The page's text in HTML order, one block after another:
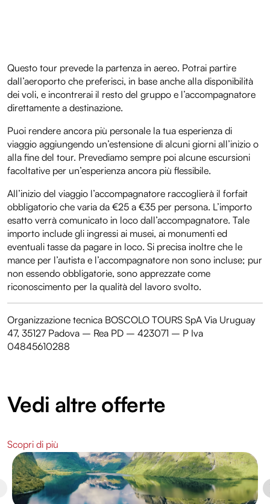
Questo tour prevede la partenza in aereo. Potrai partire
dall’aeroporto che preferisci, in base anche alla disponibilità
dei voli, e incontrerai il resto del gruppo e l’accompagnatore
direttamente a destinazione.
Puoi rendere ancora più personale la tua esperienza di
viaggio aggiungendo un’estensione di alcuni giorni all’inizio o
alla fine del tour. Prevediamo sempre poi alcune escursioni
facoltative per un’esperienza ancora più flessibile.
All’inizio del viaggio l’accompagnatore raccoglierà il forfait
obbligatorio che varia da €25 a €35 per persona. L’importo
esatto verrà comunicato in loco dall’accompagnatore. Tale
importo include gli ingressi ai musei, ai monumenti ed
eventuali tasse da pagare in loco. Si precisa inoltre che le
mance per l’autista e l’accompagnatore non sono incluse; pur
non essendo obbligatorie, sono apprezzate come
riconoscimento per la qualità del lavoro svolto.
Organizzazione tecnica BOSCOLO TOURS SpA Via Uruguay
47, 35127 Padova – Rea PD – 423071 – P Iva
04845610288
Vedi altre offerte
Scopri di più